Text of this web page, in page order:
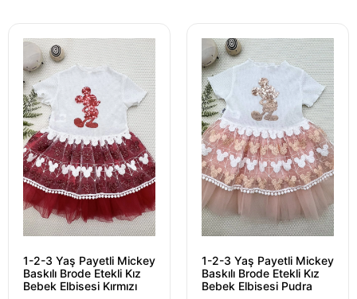
1-2-3 Yaş Payetli Mickey
Baskılı Brode Etekli Kız
Bebek Elbisesi Kırmızı
1-2-3 Yaş Payetli Mickey
Baskılı Brode Etekli Kız
Bebek Elbisesi Pudra